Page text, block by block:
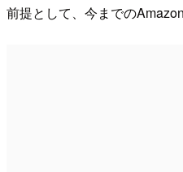
前提として、今までの